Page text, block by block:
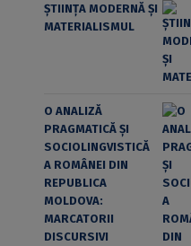
ȘTIINȚA MODERNĂ ȘI
MATERIALISMUL
O ANALIZĂ
PRAGMATICĂ ȘI
SOCIOLINGVISTICĂ
A ROMÂNEI DIN
REPUBLICA
MOLDOVA:
MARCATORII
DISCURSIVI